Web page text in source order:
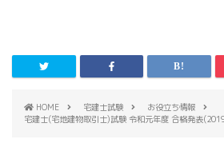
HOME 宅建士試験
お役立ち情報
宅建士(宅地建物取引士)試験 令和元年度 合格発表